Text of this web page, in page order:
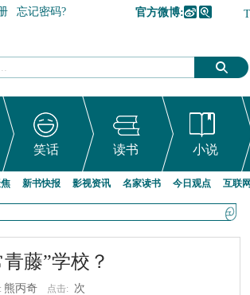
忘记密码? 官方微博:
笑话 读书 小说
新书快报 影视资讯 名家读书 今日观点 互联网
藤”学校？
熊丙奇 点击: 次